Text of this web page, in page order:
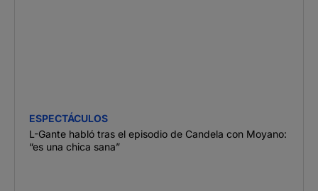
ESPECTÁCULOS
L-Gante habló tras el episodio de Candela con Moyano:
“es una chica sana”